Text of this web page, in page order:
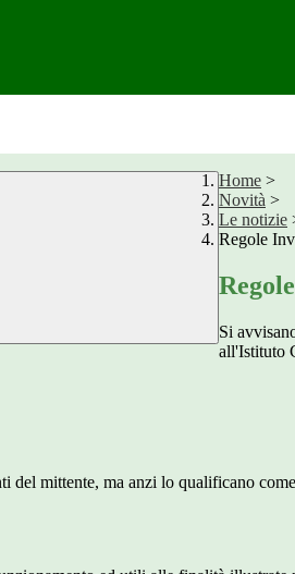
Home >
Novità >
Le notizie
Regole
Si
all'Istituto
mittente, ma anzi lo qualificano